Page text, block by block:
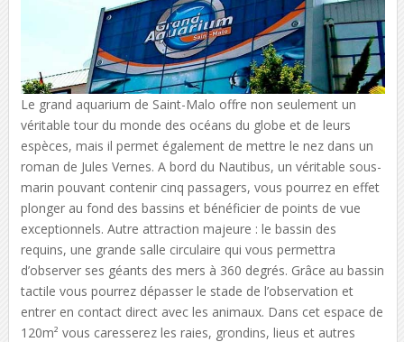
Le grand aquarium de Saint-Malo offre non seulement un
véritable tour du monde des océans du globe et de leurs
espèces, mais il permet également de mettre le nez dans un
roman de Jules Vernes. A bord du Nautibus, un véritable sous-
marin pouvant contenir cinq passagers, vous pourrez en effet
plonger au fond des bassins et bénéficier de points de vue
exceptionnels. Autre attraction majeure : le bassin des
requins, une grande salle circulaire qui vous permettra
d’observer ses géants des mers à 360 degrés. Grâce au bassin
tactile vous pourrez dépasser le stade de l’observation et
entrer en contact direct avec les animaux. Dans cet espace de
120m² vous caresserez les raies, grondins, lieus et autres